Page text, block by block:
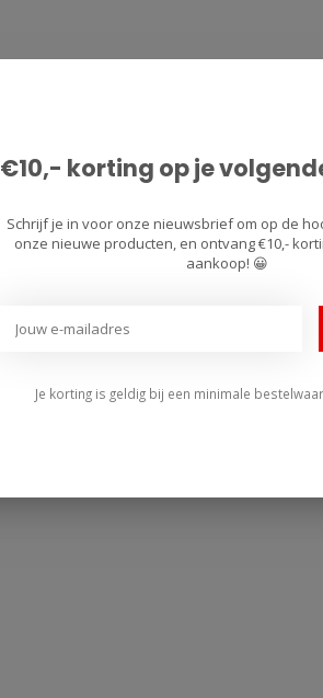
€10,- korting op je
Schrijf je in voor onze nieuwsbrief om op de
onze nieuwe producten, en ontvang €10,-
aankoop! 😀
Je korting is geldig bij een minimale